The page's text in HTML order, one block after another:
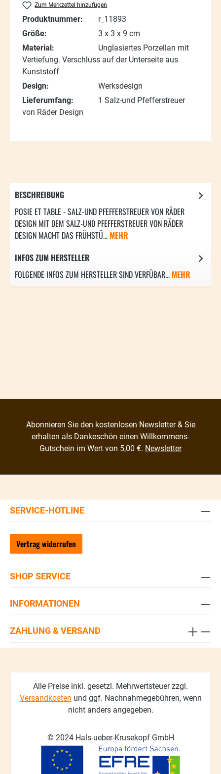
Zum Merkzettel hinzufügen
Produktnummer:
r_11893
Größe:
3 x 3 x 9 cm
Material:
Unglasiertes Porzellan mit
Vertiefung. Verschluss auf der Unterseite aus
Kunststoff
Design:
Werksdesign
Lieferumfang:
1 Salz-und Pfefferstreuer
von Räder Design
BESCHREIBUNG
POSIE ET TABLE - SALZ-UND PFEFFERSTREUER VON RÄDER
DESIGN MIT DEM SALZ-UND PFEFFERSTREUER VON RÄDER
DESIGN MACHT DAS FRÜHSTÜ… MEHR
INFOS ZUM HERSTELLER
FOLGENDE INFOS ZUM HERSTELLER SIND VERFÜBAR... MEHR
Abonnieren Sie den kostenlosen Newsletter & Sie
erhalten als Dankeschön einen Willkommens-
Gutschein im Wert von 5,00 €. Newsletter
SERVICE-HOTLINE
Vertrag widerrufen
SHOP SERVICE
INFORMATIONEN
ZAHLUNG & VERSAND
Alle Preise inkl. gesetzl. Mehrwertsteuer zzgl.
Versandkosten und ggf. Nachnahmegebühren, wenn
nicht anders angegeben.
© 2024 Hals-ueber-Krusekopf GmbH